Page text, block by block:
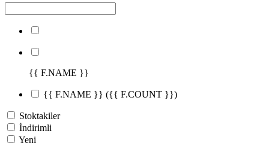
{{ F.NAME }}
{{ F.NAME }} ({{ F.COUNT }})
Stoktakiler
İndirimli
Yeni